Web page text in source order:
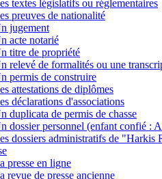
textes législatifs ou réglementaires
preuves de nationalité
jugement
acte notarié
titre de propriété
relevé de formalités ou une
permis de construire
attestations de diplômes
déclarations d'associations
duplicata de permis de chasse
dossier personnel (enfant confié :
dossiers administratifs de "Harkis
presse en ligne
revue de presse ancienne